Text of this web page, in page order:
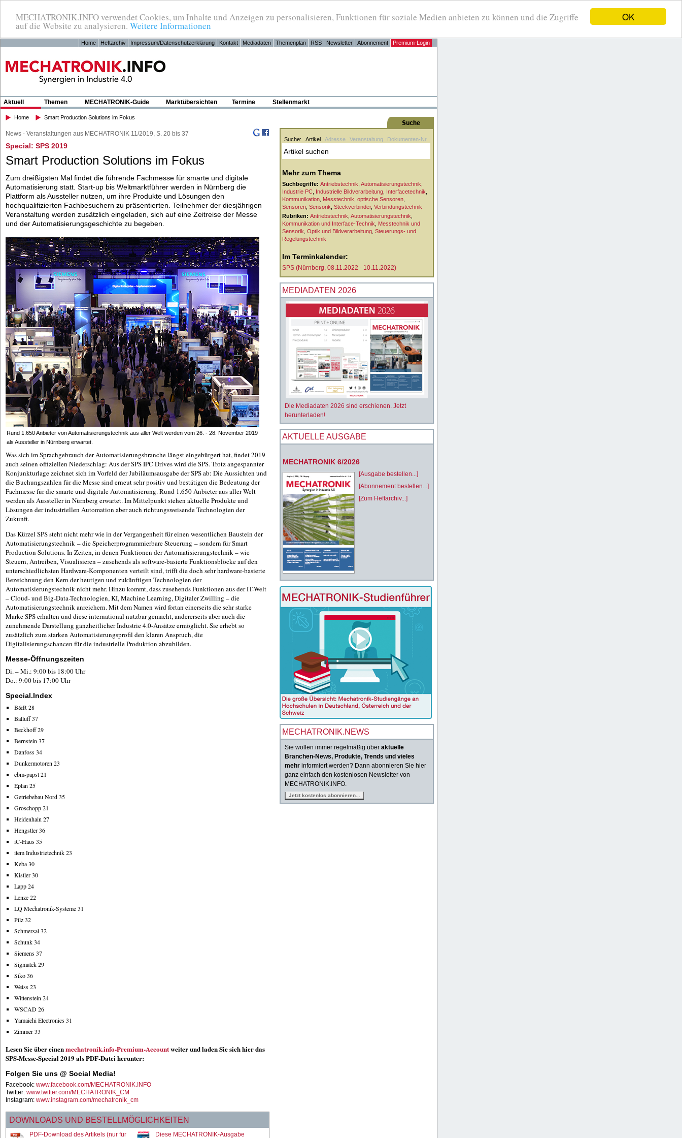
OK
MECHATRONIK.INFO verwendet Cookies, um Inhalte und Anzeigen zu personalisieren, Funktionen für soziale Medien anbieten zu können und die Zugriffe
auf die Website zu analysieren. Weitere Informationen
Home Heftarchiv Impressum/Datenschutzerklärung Kontakt Mediadaten Themenplan RSS Newsletter Abonnement Premium-Login
Aktuell Themen MECHATRONIK-Guide Marktübersichten Termine Stellenmarkt
Home Smart Production Solutions im Fokus
News - Veranstaltungen aus MECHATRONIK 11/2019, S. 20 bis 37
Special: SPS 2019
Smart Production Solutions im Fokus
Zum dreißigsten Mal findet die führende Fachmesse für smarte und digitale
Automatisierung statt. Start-up bis Weltmarktführer werden in Nürnberg die
Plattform als Aussteller nutzen, um ihre Produkte und Lösungen den
hochqualifizierten Fachbesuchern zu präsentierten. Teilnehmer der diesjährigen
Veranstaltung werden zusätzlich eingeladen, sich auf eine Zeitreise der Messe
und der Automatisierungsgeschichte zu begeben.
Rund 1.650 Anbieter von Automatisierungstechnik aus aller Welt werden vom 26. - 28. November 2019
als Aussteller in Nürnberg erwartet.
Was sich im Sprachgebrauch der Automatisierungsbranche längst eingebürgert hat, findet 2019
auch seinen offiziellen Niederschlag: Aus der SPS IPC Drives wird die SPS. Trotz angespannter
Konjunkturlage zeichnet sich im Vorfeld der Jubiläumsausgabe der SPS ab: Die Aussichten und
die Buchungszahlen für die Messe sind erneut sehr positiv und bestätigen die Bedeutung der
Fachmesse für die smarte und digitale Automatisierung. Rund 1.650 Anbieter aus aller Welt
werden als Aussteller in Nürnberg erwartet. Im Mittelpunkt stehen aktuelle Produkte und
Lösungen der industriellen Automation aber auch richtungsweisende Technologien der
Zukunft.
Das Kürzel SPS steht nicht mehr wie in der Vergangenheit für einen wesentlichen Baustein der
Automatisierungstechnik – die Speicherprogrammierbare Steuerung – sondern für Smart
Production Solutions. In Zeiten, in denen Funktionen der Automatisierungstechnik – wie
Steuern, Antreiben, Visualisieren – zusehends als software-basierte Funktionsblöcke auf den
unterschiedlichsten Hardware-Komponenten verteilt sind, trifft die doch sehr hardware-basierte
Bezeichnung den Kern der heutigen und zukünftigen Technologien der
Automatisierungstechnik nicht mehr. Hinzu kommt, dass zusehends Funktionen aus der IT-Welt
– Cloud- und Big-Data-Technologien, KI, Machine Learning, Digitaler Zwilling – die
Automatisierungstechnik anreichern. Mit dem Namen wird fortan einerseits die sehr starke
Marke SPS erhalten und diese international nutzbar gemacht, andererseits aber auch die
zunehmende Darstellung ganzheitlicher Industrie 4.0-Ansätze ermöglicht. Sie erhebt so
zusätzlich zum starken Automatisierungsprofil den klaren Anspruch, die
Digitalisierungschancen für die industrielle Produktion abzubilden.
Messe-Öffnungszeiten
Di. – Mi.: 9:00 bis 18:00 Uhr
Do.: 9:00 bis 17:00 Uhr
Special.Index
B&R 28
Balluff 37
Beckhoff 29
Bernstein 37
Danfoss 34
Dunkermotoren 23
ebm-papst 21
Eplan 25
Getriebebau Nord 35
Groschopp 21
Heidenhain 27
Hengstler 36
iC-Haus 35
item Industrietechnik 23
Keba 30
Kistler 30
Lapp 24
Lenze 22
LQ Mechatronik-Systeme 31
Pilz 32
Schmersal 32
Schunk 34
Siemens 37
Sigmatek 29
Siko 36
Weiss 23
Wittenstein 24
WSCAD 26
Yamaichi Electronics 31
Zimmer 33
Lesen Sie über einenmechatronik.info-Premium-Accountweiter und laden Sie sich hier das
SPS-Messe-Special 2019 als PDF-Datei herunter:
Folgen Sie uns @ Social Media!
Facebook: www.facebook.com/MECHATRONIK.INFO
Twitter: www.twitter.com/MECHATRONIK_CM
Instagram: www.instagram.com/mechatronik_cm
DOWNLOADS UND BESTELLMÖGLICHKEITEN
PDF-Download des Artikels (nur für Diese MECHATRONIK-Ausgabe
Suche: Artikel Adresse Veranstaltung Dokumenten-Nr.
Mehr zum Thema
Suchbegriffe: Antriebstechnik Automatisierungstechnik
Industrie PC Industrielle Bildverarbeitung Interfacetechnik
Kommunikation Messtechnik optische Sensoren
Sensoren Sensorik Steckverbinder, Verbindungstechnik
Rubriken: Antriebstechnik Automatisierungstechnik
Kommunikation und Interface-Technik
Messtechnik und
Sensorik Optik und Bildverarbeitung Steuerungs- und
Regelungstechnik
Im Terminkalender:
SPS (Nürnberg, 08.11.2022 - 10.11.2022)
MEDIADATEN 2026
Die Mediadaten 2026 sind erschienen. Jetzt
herunterladen!
AKTUELLE AUSGABE
MECHATRONIK 6/2026
[Ausgabe bestellen...]
[Abonnement bestellen...]
[Zum Heftarchiv...]
MECHATRONIK.NEWS
Sie wollen immer regelmäßig über aktuelle
Branchen-News, Produkte, Trends und vieles
mehr informiert werden? Dann abonnieren Sie hier
ganz einfach den kostenlosen Newsletter von
MECHATRONIK.INFO.